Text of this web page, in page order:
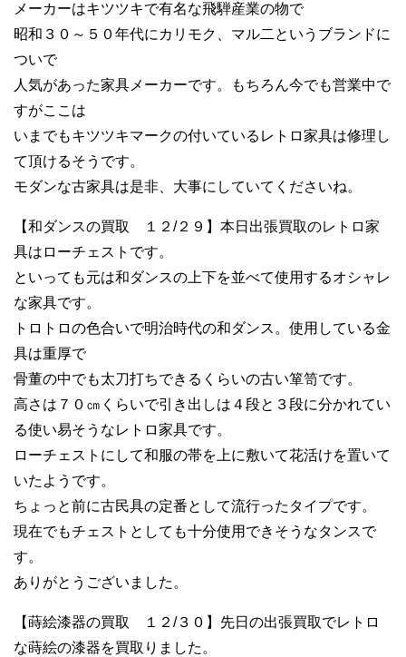
メーカーはキツツキで有名な飛騨産業の物で
昭和３０～５０年代にカリモク、マル二というブランドに
ついで
人気があった家具メーカーです。もちろん今でも営業中で
すがここは
いまでもキツツキマークの付いているレトロ家具は修理し
て頂けるそうです。
モダンな古家具は是非、大事にしていてくださいね。
【和ダンスの買取 １２/２９】本日出張買取のレトロ家
具はローチェストです。
といっても元は和ダンスの上下を並べて使用するオシャレ
な家具です。
トロトロの色合いで明治時代の和ダンス。使用している金
具は重厚で
骨董の中でも太刀打ちできるくらいの古い箪笥です。
高さは７０㎝くらいで引き出しは４段と３段に分かれてい
る使い易そうなレトロ家具です。
ローチェストにして和服の帯を上に敷いて花活けを置いて
いたようです。
ちょっと前に古民具の定番として流行ったタイプです。
現在でもチェストとしても十分使用できそうなタンスで
す。
ありがとうございました。
【蒔絵漆器の買取 １２/３０】先日の出張買取でレトロ
な蒔絵の漆器を買取りました。